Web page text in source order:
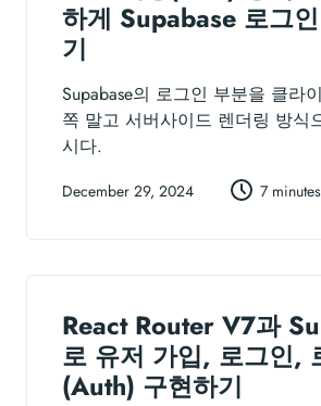
하게 Supabase 로그
기
Supabase의 로그인 부분을 클라
쪽 말고 서버사이드 렌더링 방식
시다.
December 29, 2024 7 minutes
React Router V7과
로 유저 가입, 로그인,
(Auth) 구현하기